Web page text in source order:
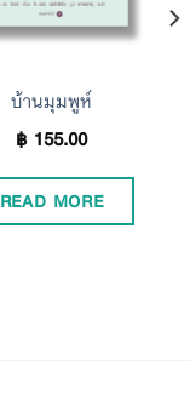
บ้านมุมพูห์
฿155.00
READ MORE